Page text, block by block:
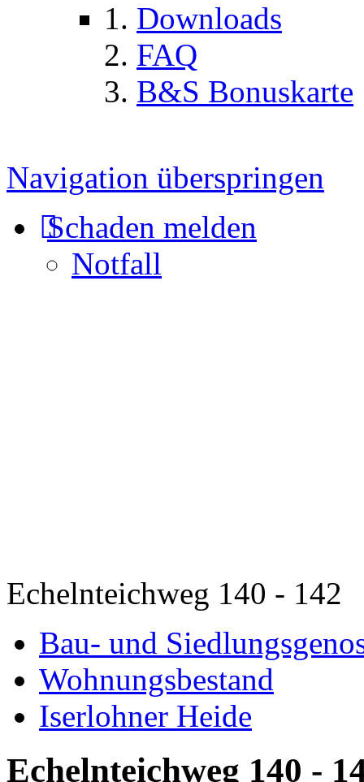
Downloads
FAQ
B&S Bonuskarte
Navigation überspringen
Schaden melden
Notfall
Echelnteichweg 140 - 142
Bau- und
Wohnungsbestand
Iserlohner Heide
Echelnteichweg 140 -